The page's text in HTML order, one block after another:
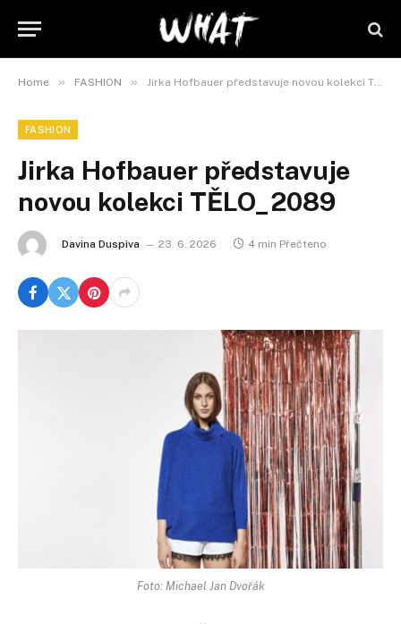
Home » FASHION » Jirka Hofbauer představuje novou kolekci TĚLO_2089
FASHION
Jirka Hofbauer představuje
novou kolekci TĚLO_2089
Davina Duspiva 23. 6. 2026 4 min Přečteno
Foto: Michael Jan Dvořák